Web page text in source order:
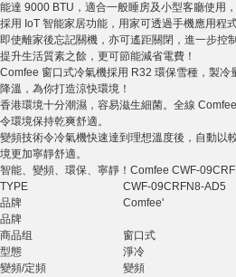
能達 9000 BTU，適合一般睡房及小型客廳使用
採用 IoT 智能家居功能，用家可透過手機應用程
即使離家後忘記關機，亦可遙距關閉，進一步控
提升生活質素之餘，更可節能減省電費！
Comfee 窗口式冷氣機採用 R32 環保雪種，製冷
降溫，為你打造涼快環境！
香港環境十分潮濕，容易滋生細菌。全線
令環境保持乾爽舒適。
變頻技術令冷氣機快速達到理想溫度後，自動以
境更加寧靜舒適。
智能、變頻、環保、寧靜！Comfee CWF-
TYPE
CWF-09CRFN8-AD5
品牌
Comfee'
品牌
商品组
窗口式
型態
淨冷
變頻/定頻
變頻